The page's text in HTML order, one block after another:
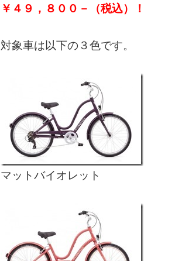
￥４９，８００－ （税込） ！
対象車は以下の３色です。
マットバイオレット